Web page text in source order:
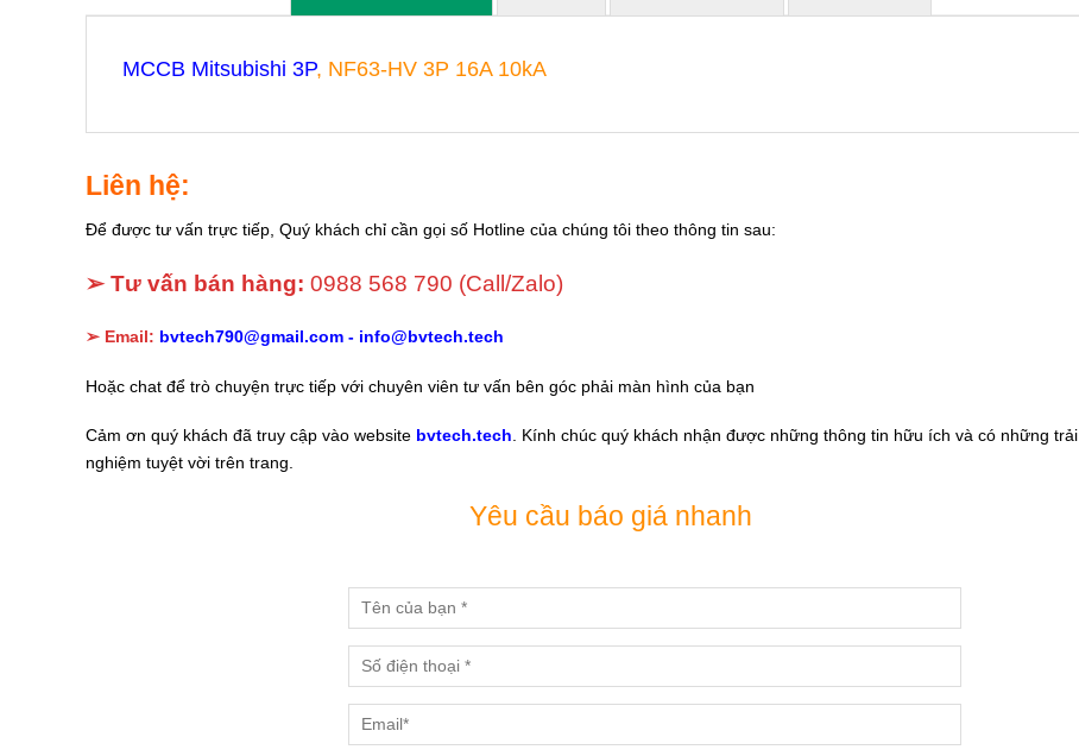
MCCB Mitsubishi 3P, NF63-HV 3P 16A 10kA
Liên hệ:
Để được tư vấn trực tiếp, Quý khách chỉ cần gọi số Hotline của chúng tôi theo thông tin sau:
➢ Tư vấn bán hàng: 0988 568 790 (Call/Zalo)
➢ Email: bvtech790@gmail.com - info@bvtech.tech
Hoặc chat để trò chuyện trực tiếp với chuyên viên tư vấn bên góc phải màn hình của bạn
Cảm ơn quý khách đã truy cập vào website bvtech.tech. Kính chúc quý khách nhận được những thông tin hữu ích và có những trải
nghiệm tuyệt vời trên trang.
Yêu cầu báo giá nhanh